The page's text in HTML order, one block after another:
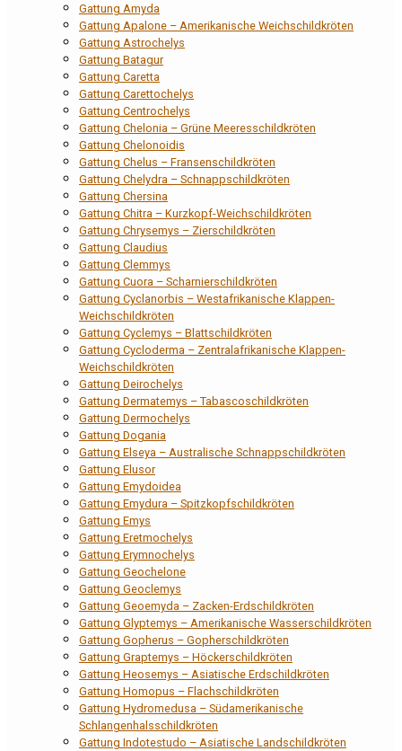
Gattung Amyda
Gattung Apalone – Amerikanische Weichschildkröten
Gattung Astrochelys
Gattung Batagur
Gattung Caretta
Gattung Carettochelys
Gattung Centrochelys
Gattung Chelonia – Grüne Meeresschildkröten
Gattung Chelonoidis
Gattung Chelus – Fransenschildkröten
Gattung Chelydra – Schnappschildkröten
Gattung Chersina
Gattung Chitra – Kurzkopf-Weichschildkröten
Gattung Chrysemys – Zierschildkröten
Gattung Claudius
Gattung Clemmys
Gattung Cuora – Scharnierschildkröten
Gattung Cyclanorbis – Westafrikanische Klappen-
Weichschildkröten
Gattung Cyclemys – Blattschildkröten
Gattung Cycloderma – Zentralafrikanische Klappen-
Weichschildkröten
Gattung Deirochelys
Gattung Dermatemys – Tabascoschildkröten
Gattung Dermochelys
Gattung Dogania
Gattung Elseya – Australische Schnappschildkröten
Gattung Elusor
Gattung Emydoidea
Gattung Emydura – Spitzkopfschildkröten
Gattung Emys
Gattung Eretmochelys
Gattung Erymnochelys
Gattung Geochelone
Gattung Geoclemys
Gattung Geoemyda – Zacken-Erdschildkröten
Gattung Glyptemys – Amerikanische Wasserschildkröten
Gattung Gopherus – Gopherschildkröten
Gattung Graptemys – Höckerschildkröten
Gattung Heosemys – Asiatische Erdschildkröten
Gattung Homopus – Flachschildkröten
Gattung Hydromedusa – Südamerikanische
Schlangenhalsschildkröten
Gattung Indotestudo – Asiatische Landschildkröten